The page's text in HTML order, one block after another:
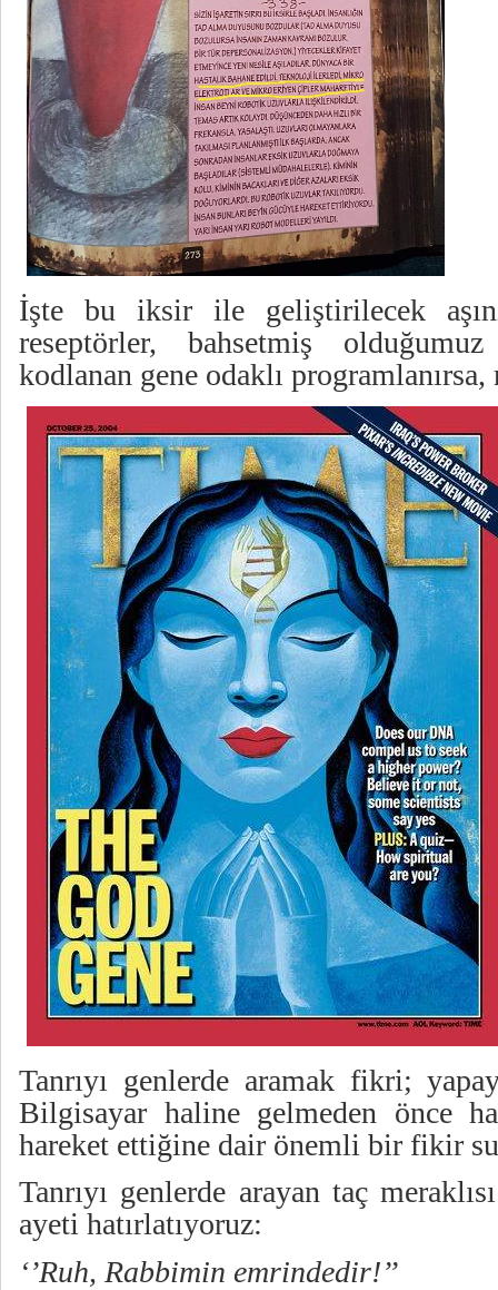
İşte bu iksir ile geliştirilecek
reseptörler, bahsetmiş
kodlanan gene odaklı programlanırsa,
Tanrıyı genlerde aramak fikri;
Bilgisayar haline gelmeden önce
hareket ettiğine dair önemli bir fikir
Tanrıyı genlerde arayan taç
ayeti hatırlatıyoruz:
‘’Ruh, Rabbimin emrindedir!’’